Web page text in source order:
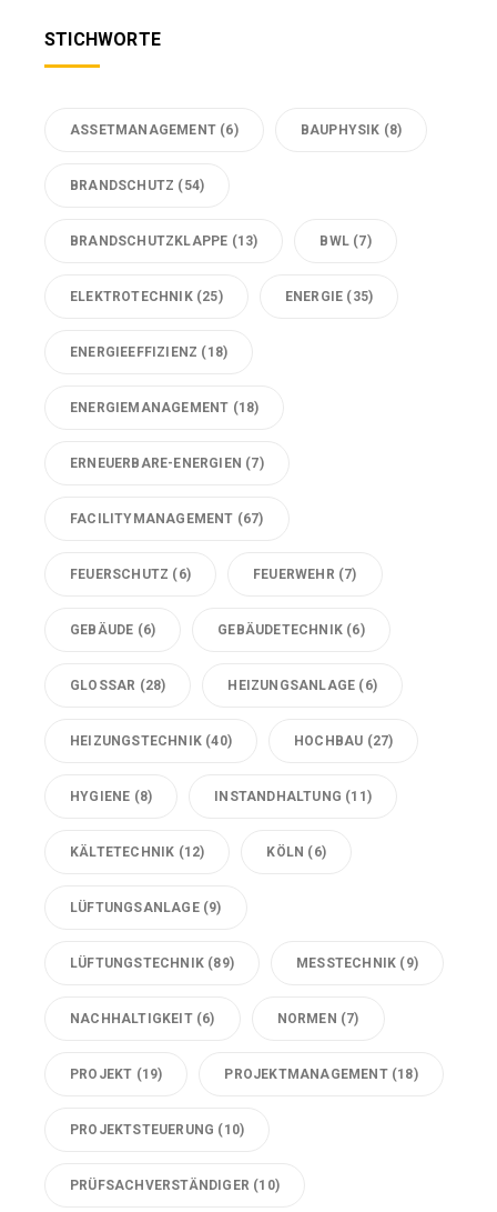
STICHWORTE
ASSETMANAGEMENT (6) BAUPHYSIK (8)
BRANDSCHUTZ (54)
BRANDSCHUTZKLAPPE (13) BWL (7)
ELEKTROTECHNIK(25) ENERGIE (35)
ENERGIEEFFIZIENZ (18)
ENERGIEMANAGEMENT (18)
ERNEUERBARE-ENERGIEN (7)
FACILITYMANAGEMENT (67)
FEUERSCHUTZ (6) FEUERWEHR (7)
GEBÄUDE (6) GEBÄUDETECHNIK (6)
GLOSSAR (28) HEIZUNGSANLAGE (6)
HEIZUNGSTECHNIK (40) HOCHBAU (27)
HYGIENE (8) INSTANDHALTUNG (11)
KÄLTETECHNIK (12) KÖLN (6)
LÜFTUNGSANLAGE(9)
LÜFTUNGSTECHNIK (89) MESSTECHNIK (9)
NACHHALTIGKEIT(6) NORMEN (7)
PROJEKT (19) PROJEKTMANAGEMENT(18)
PROJEKTSTEUERUNG (10)
PRÜFSACHVERSTÄNDIGER (10)